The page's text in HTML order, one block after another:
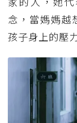
念，當媽媽越
孩子身上的壓